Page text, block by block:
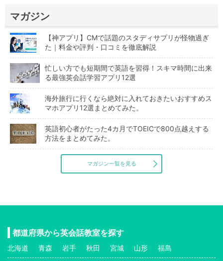
マガジン
【神アプリ】CMで話題のスタディサプリが怪物過ぎ
た｜料金や評判・口コミを徹底解説
忙しい方でも短期間で英語を習得！スキマ時間に出来
る最強英会話学習アプリ12選
海外旅行に行くなら絶対に入れておきたいおすすめス
マホアプリ12選まとめてみた。
英語初心者がたった4カ月でTOEICで800点越えする
方法をまとめてみた。
マガジン一覧を見る
都道府県から英会話教室を探す
北海道 青森 岩手 秋田 宮城 山形 福島